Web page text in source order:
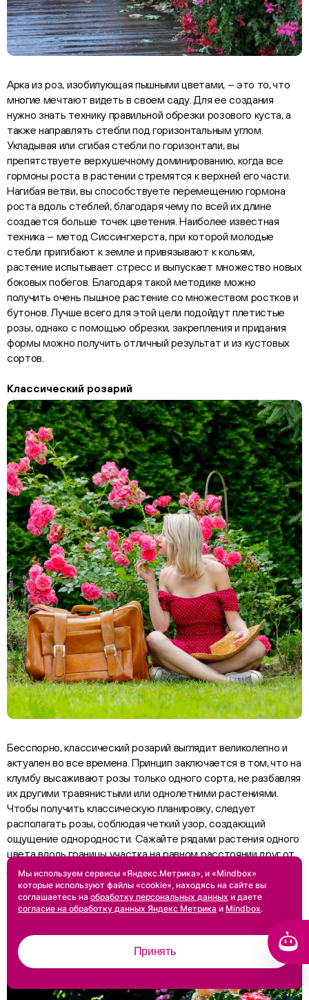
Арка из роз, изобилующая пышными цветами, – это то, что
многие мечтают видеть в своем саду. Для ее создания
нужно знать технику правильной обрезки розового куста, а
также направлять стебли под горизонтальным углом.
Укладывая или сгибая стебли по горизонтали, вы
препятствуете верхушечному доминированию, когда все
гормоны роста в растении стремятся к верхней его части.
Нагибая ветви, вы способствуете перемещению гормона
роста вдоль стеблей, благодаря чему по всей их длине
создается больше точек цветения. Наиболее известная
техника – метод Сиссингхерста, при которой молодые
стебли пригибают к земле и привязывают к кольям,
растение испытывает стресс и выпускает множество новых
боковых побегов. Благодаря такой методике можно
получить очень пышное растение со множеством ростков и
бутонов. Лучше всего для этой цели подойдут плетистые
розы, однако с помощью обрезки, закрепления и придания
формы можно получить отличный результат и из кустовых
сортов.
Классический розарий
Бесспорно, классический розарий выглядит великолепно и
актуален во все времена. Принцип заключается в том, что на
клумбу высаживают розы только одного сорта, не разбавляя
их другими травянистыми или однолетними растениями.
Чтобы получить классическую планировку, следует
располагать розы, соблюдая четкий узор, создающий
ощущение однородности. Сажайте рядами растения одного
цвета вдоль границы участка на равном расстоянии друг от
друга или группами по 3-5 штук.
Многообразие цветов
Мы используем сервисы «Яндекс.Метрика», и «Mindbox»
которые используют файлы «cookie», находясь на сайте вы
соглашаетесь на обработку персональных данных и даете
согласие на обработку данных Яндекс Метрика и Mindbox.
Принять